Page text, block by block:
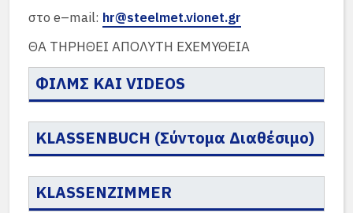
στο e–mail: hr@steelmet.vionet.gr
ΘΑ ΤΗΡΗΘΕΙ ΑΠΟΛΥΤΗ ΕΧΕΜΥΘΕΙΑ
ΦΙΛΜΣ ΚΑΙ VIDEOS
KLASSENBUCH (Σύντομα Διαθέσιμο)
KLASSENZIMMER